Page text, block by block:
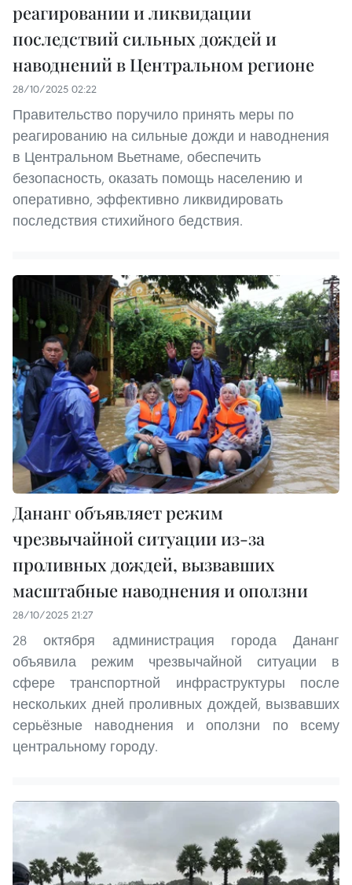
реагировании и ликвидации
последствий сильных дождей и
наводнений в Центральном регионе
28/10/2025 02:22
Правительство поручило принять меры по
реагированию на сильные дожди и наводнения
в Центральном Вьетнаме, обеспечить
безопасность, оказать помощь населению и
оперативно, эффективно ликвидировать
последствия стихийного бедствия.
Дананг объявляет режим
чрезвычайной ситуации из-за
проливных дождей, вызвавших
масштабные наводнения и оползни
28/10/2025 21:27
28 октября администрация города Дананг
объявила режим чрезвычайной ситуации в
сфере транспортной инфраструктуры после
нескольких дней проливных дождей, вызвавших
серьёзные наводнения и оползни по всему
центральному городу.